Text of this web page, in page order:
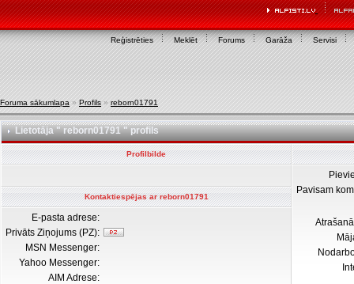
Reģistrēties Meklēt Forums Garāža Servisi
Foruma sākumlapa » Profils » reborn01791
Lietotāja " reborn01791 " profils
Profilbilde
Pavisam
Kontaktiespējas ar reborn01791
E-pasta adrese:
Privāts Ziņojums (PZ):
MSN Messenger:
Yahoo Messenger:
AIM Adrese: